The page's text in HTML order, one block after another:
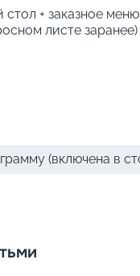
стол + заказное
листе
(включена в